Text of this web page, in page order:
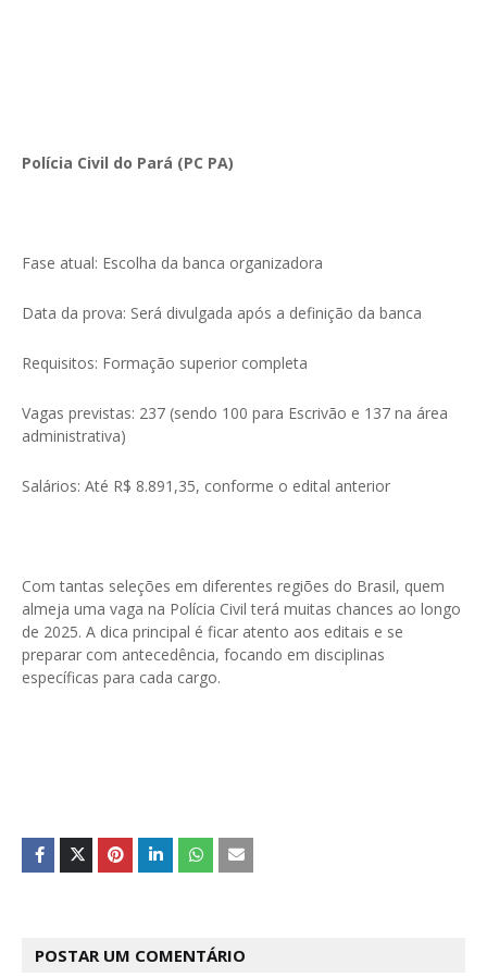
Polícia Civil do Pará (PC PA)
Fase atual: Escolha da banca organizadora
Data da prova: Será divulgada após a definição da banca
Requisitos: Formação superior completa
Vagas previstas: 237 (sendo 100 para Escrivão e 137 na área
administrativa)
Salários: Até R$ 8.891,35, conforme o edital anterior
Com tantas seleções em diferentes regiões do Brasil, quem
almeja uma vaga na Polícia Civil terá muitas chances ao longo
de 2025. A dica principal é ficar atento aos editais e se
preparar com antecedência, focando em disciplinas
específicas para cada cargo.
POSTAR UM COMENTÁRIO